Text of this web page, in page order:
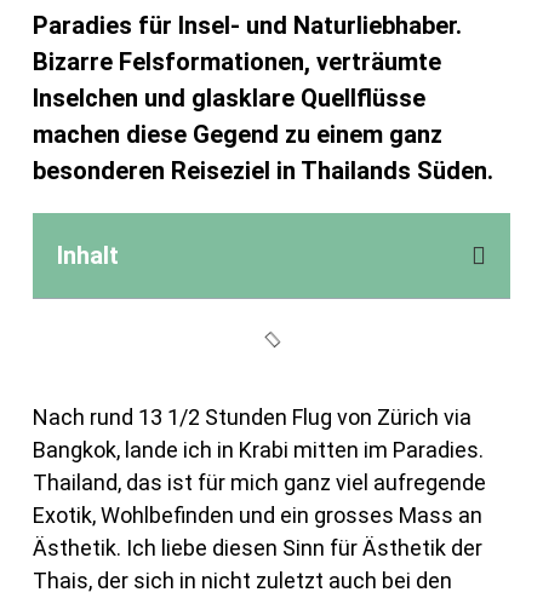
Paradies für Insel- und Naturliebhaber.
Bizarre Felsformationen, verträumte
Inselchen und glasklare Quellflüsse
machen diese Gegend zu einem ganz
besonderen Reiseziel in Thailands Süden.
Inhalt
Nach rund 13 1/2 Stunden Flug von Zürich via
Bangkok, lande ich in Krabi mitten im Paradies.
Thailand, das ist für mich ganz viel aufregende
Exotik, Wohlbefinden und ein grosses Mass an
Ästhetik. Ich liebe diesen Sinn für Ästhetik der
Thais, der sich in nicht zuletzt auch bei den